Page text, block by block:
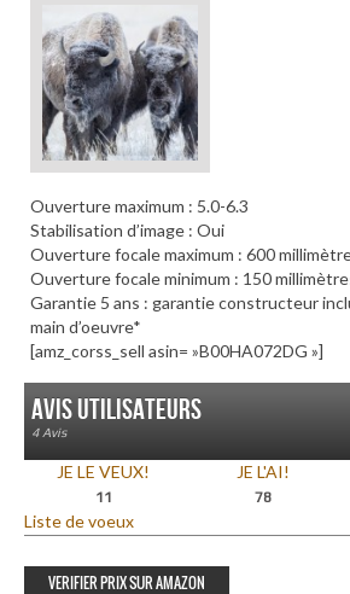
Ouverture maximum : 5.0-6.3
Stabilisation d’image : Oui
Ouverture focale maximum : 600
Ouverture focale minimum : 150
Garantie 5 ans : garantie constructeur
main d’oeuvre*
[amz_corss_sell asin= »B00HA072DG »]
Avis utilisateurs
4 Avis
JE LE VEUX!
11
JE L'AI!
78
Liste de voeux
VERIFIER PRIX SUR AMAZON